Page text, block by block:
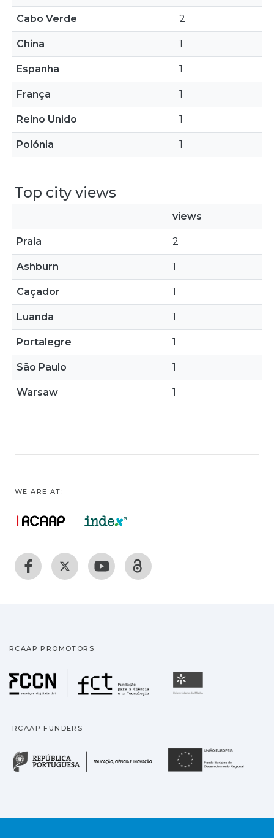
Cabo Verde 2
China 1
Espanha 1
França 1
Reino Unido 1
Polónia 1
Top city views
views
Praia 2
Ashburn 1
Caçador 1
Luanda 1
Portalegre 1
São Paulo 1
Warsaw 1
WE ARE AT:
RCAAP PROMOTORS
Fundação para a
RCAAP FUNDERS
República Portuguesa